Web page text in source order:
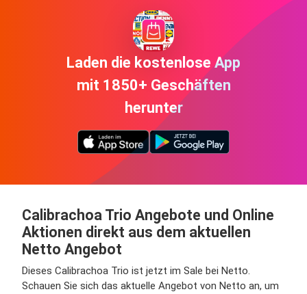
Laden die kostenlose App
mit 1850+ Geschäften
herunter
Calibrachoa Trio Angebote und Online
Aktionen direkt aus dem aktuellen
Netto Angebot
Dieses Calibrachoa Trio ist jetzt im Sale bei Netto.
Schauen Sie sich das aktuelle Angebot von Netto an, um